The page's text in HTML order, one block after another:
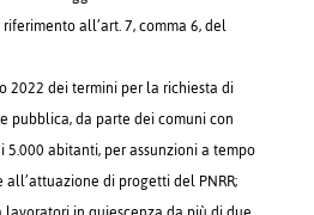
all’art. 7, comma 6, del
dei termini per la richiesta di
pubblica, da parte dei comuni con
abitanti, per assunzioni a tempo
di progetti del PNRR;